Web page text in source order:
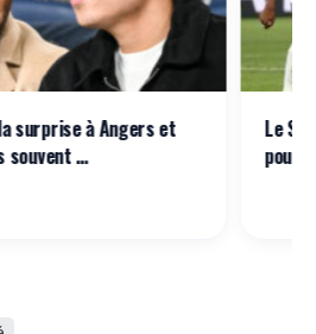
surprise à Angers et
souvent …
Le